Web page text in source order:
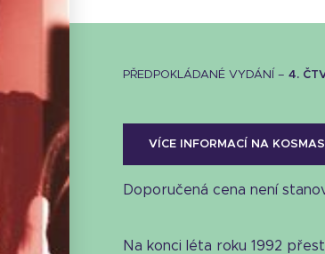
PŘEDPOKLÁDANÉ VYDÁNÍ – 4.
VÍCE INFORMACÍ NA
Doporučená cena není
Na konci léta roku 1992